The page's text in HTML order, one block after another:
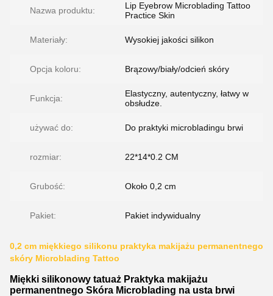
Nazwa produktu:
Lip Eyebrow Microblading Tattoo
Practice Skin
Materiały: Wysokiej jakości silikon
Opcja koloru: Brązowy/biały/odcień skóry
Funkcja:
Elastyczny, autentyczny, łatwy w
obsłudze.
używać do: Do praktyki microbladingu brwi
rozmiar: 22*14*0.2 CM
Grubość: Około 0,2 cm
Pakiet: Pakiet indywidualny
0,2 cm miękkiego silikonu praktyka makijażu permanentnego
skóry Microblading Tattoo
Miękki silikonowy tatuaż Praktyka makijażu
permanentnego Skóra Microblading na usta brwi